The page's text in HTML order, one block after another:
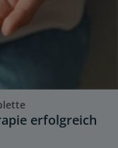
erfolgreich